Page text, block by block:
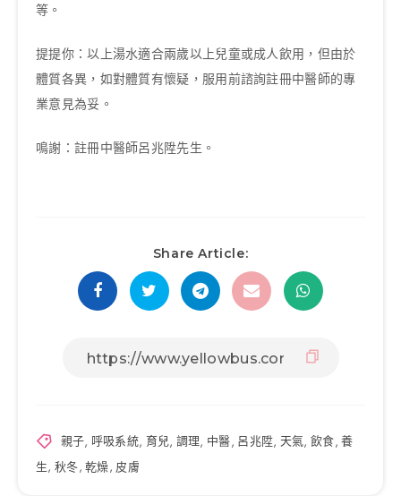
等。
提提你：以上湯水適合兩歲以上兒童或成人飲用，但由於
體質各異，如對體質有懷疑，服用前諮詢註冊中醫師的專
業意見為妥。
鳴謝：註冊中醫師呂兆陞先生。
Share Article:
親子, 呼吸系統, 育兒, 調理, 中醫, 呂兆陞, 天氣,飲食,養
生, 秋冬,乾燥, 皮膚